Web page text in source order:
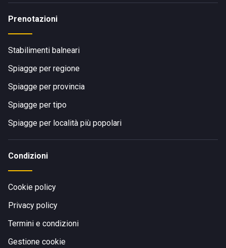
Prenotazioni
Stabilimenti balneari
Spiagge per regione
Spiagge per provincia
Spiagge per tipo
Spiagge per località più popolari
Condizioni
Cookie policy
Privacy policy
Termini e condizioni
Gestione cookie